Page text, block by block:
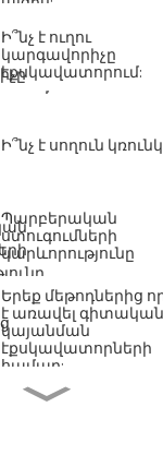
Ի՞նչ է ուղու
կարգավորիչը
էքսկավատորում:
Ի՞նչ է սողուն
Պարբերական
ստուգումների
կարևորությունը
Երեք մեթոդներից
է առավել գիտական ​​
կայանման
էքսկավատորների
համար:
Ինչի՞ց են